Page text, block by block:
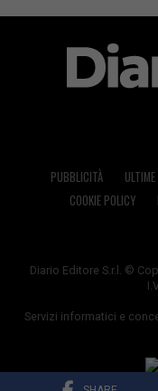
PUBBLICITÀ
COOKIE POLICY
Diario Editore S.r.l. ©
Servizi informatici e